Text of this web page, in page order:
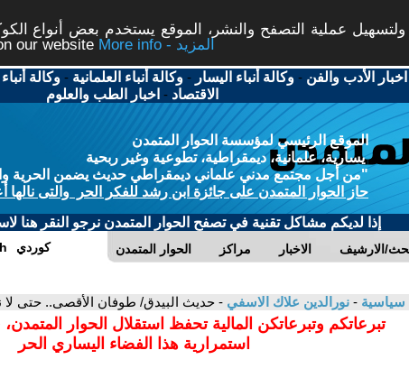
عملية التصفح والنشر، الموقع يستخدم بعض أنواع
our website
More info - المزيد
اخبار الأدب والفن -وكالة أنباء اليسار -وكالة أنباء العلمانية -وكالة
الاقتصاد - اخبار الطب والعلوم
الموقع الرئيسي لمؤسسة الحوار المتمدن
يسارية، علمانية، ديمقراطية، تطوعية وغير ربحية
"من أجل مجتمع مدني علماني ديمقراطي حديث يضمن الحرية
حاز الحوار المتمدن على جائزة ابن رشد للفكر الحر والتى نالها
إذا لديكم مشاكل تقنية في تصفح الحوار المتمدن نرجو النقر هنا
الحوار المتمدن مراكز الاخبار الارشيف كوردي
سياسية - نورالدين علاك الاسفي - حديث البيدق/ طوفان الأقصى.. حتى لا
تبرعاتكم وتبرعاتكن المالية تحفظ استقلال الحوار
استمرارية هذا الفضاء اليساري الحر